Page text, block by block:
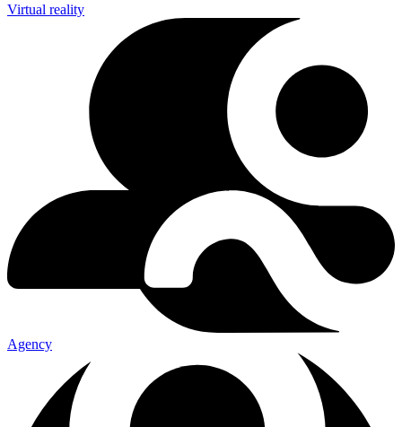
Virtual reality
Agency